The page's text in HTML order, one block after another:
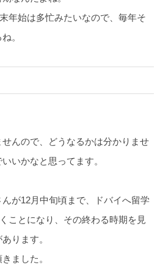
年始は多忙みたいなので、毎年そ
。
んので、どうなるかは分かりませ
いかなと思ってます。
が12月中旬頃まで、ドバイへ留学
ことになり、その終わる時期を見
ります。
ました。